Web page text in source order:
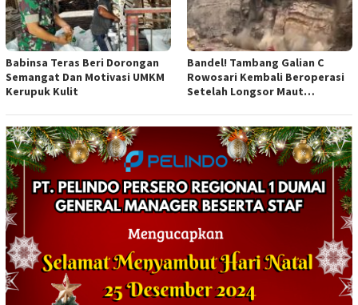
Babinsa Teras Beri Dorongan
Semangat Dan Motivasi UMKM
Kerupuk Kulit
Bandel! Tambang Galian C
Rowosari Kembali Beroperasi
Setelah Longsor Maut